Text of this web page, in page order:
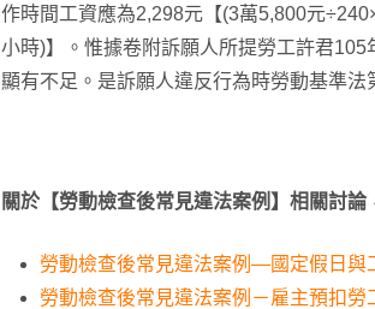
作時間工資應為2,298元【(3萬5,800元
小時)】。惟據卷附訴願人所提勞工許君105
顯有不足。是訴願人違反行為時勞動基準法
關於【勞動檢查後常見違法案例】相關討論
勞動檢查後常見違法案例—國定假日與
勞動檢查後常見違法案例－雇主預扣